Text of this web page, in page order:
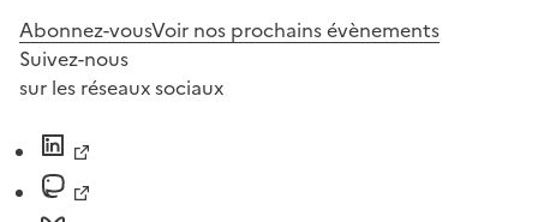
Abonnez-vousVoir nos prochains évènements
Suivez-nous
sur les réseaux sociaux